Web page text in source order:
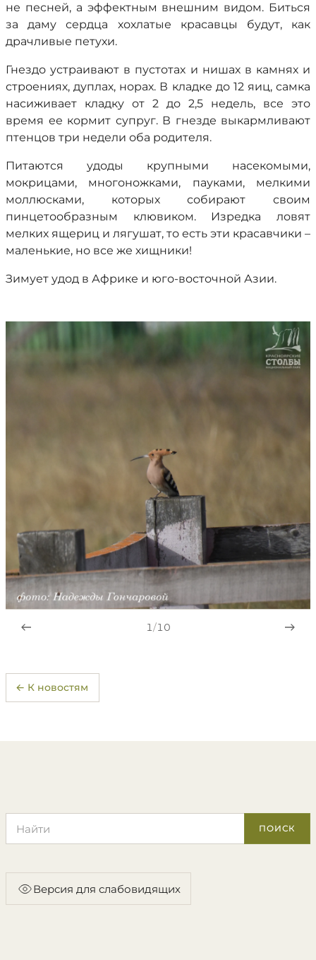
не песней, а эффектным внешним видом. Биться
за даму сердца хохлатые красавцы будут, как
драчливые петухи.
Гнездо устраивают в пустотах и нишах в камнях и
строениях, дуплах, норах. В кладке до 12 яиц, самка
насиживает кладку от 2 до 2,5 недель, все это
время ее кормит супруг. В гнезде выкармливают
птенцов три недели оба родителя.
Питаются удоды крупными насекомыми,
мокрицами, многоножками, пауками, мелкими
моллюсками, которых собирают своим
пинцетообразным клювиком. Изредка ловят
мелких ящериц и лягушат, то есть эти красавчики –
маленькие, но все же хищники!
Зимует удод в Африке и юго-восточной Азии.
1/10
← К новостям
ПОИСК
Версия для слабовидящих